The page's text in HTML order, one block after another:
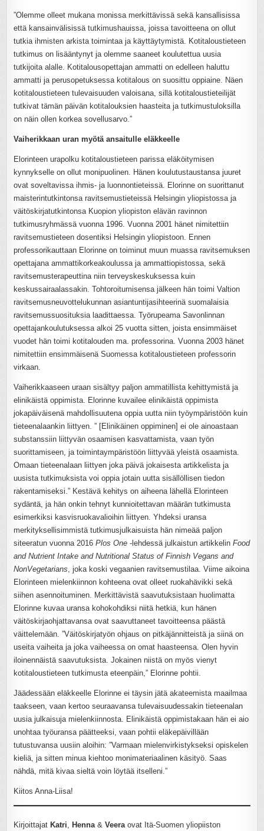
”Olemme olleet mukana monissa merkittävissä sekä kansallisissa
että kansainvälisissä tutkimushauissa, joissa tavoitteena on ollut
tutkia ihmisten arkista toimintaa ja käyttäytymistä. Kotitaloustieteen
tutkimus on lisääntynyt ja olemme saaneet koulutettua uusia
tutkijoita alalle. Kotitalousopettajan ammatti on edelleen haluttu
ammatti ja perusopetuksessa kotitalous on suosittu oppiaine. Näen
kotitaloustieteen tulevaisuuden valoisana, sillä kotitaloustieteilijät
tutkivat tämän päivän kotitalouksien haasteita ja tutkimustuloksilla
on näin ollen korkea sovellusarvo.”
Vaiherikkaan uran myötä ansaitulle eläkkeelle
Elorinteen urapolku kotitaloustieteen parissa eläköitymisen
kynnykselle on ollut monipuolinen. Hänen koulutustaustansa juuret
ovat soveltavissa ihmis- ja luonnontieteissä. Elorinne on suorittanut
maisterintutkintonsa ravitsemustieteissä Helsingin yliopistossa ja
väitöskirjatutkintonsa Kuopion yliopiston elävän ravinnon
tutkimusryhmässä vuonna 1996. Vuonna 2001 hänet nimitettiin
ravitsemustieteen dosentiksi Helsingin yliopistoon. Ennen
professorikauttaan Elorinne on toiminut muun muassa ravitsemuksen
opettajana ammattikorkeakoulussa ja ammattiopistossa, sekä
ravitsemusterapeuttina niin terveyskeskuksessa kuin
keskussairaalassakin. Tohtoroitumisensa jälkeen hän toimi Valtion
ravitsemusneuvottelukunnan asiantuntijasihteerinä suomalaisia
ravitsemussuosituksia laadittaessa. Työrupeama Savonlinnan
opettajankoulutuksessa alkoi 25 vuotta sitten, joista ensimmäiset
vuodet hän toimi kotitalouden ma. professorina. Vuonna 2003 hänet
nimitettiin ensimmäisenä Suomessa kotitaloustieteen professorin
virkaan.
Vaiherikkaaseen uraan sisältyy paljon ammatillista kehittymistä ja
elinikäistä oppimista. Elorinne kuvailee elinikäistä oppimista
jokapäiväisenä mahdollisuutena oppia uutta niin työympäristöön kuin
tieteenalaankin liittyen. ” [Elinikäinen oppiminen] ei ole ainoastaan
substanssiin liittyvän osaamisen kasvattamista, vaan työn
suorittamiseen, ja toimintaympäristöön liittyvää yleistä osaamista.
Omaan tieteenalaan liittyen joka päivä jokaisesta artikkelista ja
uusista tutkimuksista voi oppia jotain uutta sisällöllisen tiedon
rakentamiseksi.” Kestävä kehitys on aiheena lähellä Elorinteen
sydäntä, ja hän onkin tehnyt kunnioitettavan määrän tutkimusta
esimerkiksi kasvisruokavalioihin liittyen. Yhdeksi uransa
merkityksellisimmistä tutkimusjulkaisuista hän nimeää paljon
siteeratun vuonna 2016Plos One -lehdessä julkaistun artikkelinFood
and Nutrient Intake and Nutritional Status of Finnish Vegans and
NonVegetarians, joka koski vegaanien ravitsemustilaa. Viime aikoina
Elorinteen mielenkiinnon kohteena ovat olleet ruokahävikki sekä
siihen asennoituminen. Merkittävistä saavutuksistaan huolimatta
Elorinne kuvaa uransa kohokohdiksi niitä hetkiä, kun hänen
väitöskirjaohjattavansa ovat saavuttaneet tavoitteensa päästä
väittelemään. ”Väitöskirjatyön ohjaus on pitkäjännitteistä ja siinä on
useita vaiheita ja joka vaiheessa on omat haasteensa. Olen hyvin
iloinennäistä saavutuksista. Jokainen niistä on myös vienyt
kotitaloustieteen tutkimusta eteenpäin,” Elorinne pohtii.
Jäädessään eläkkeelle Elorinne ei täysin jätä akateemista maailmaa
taakseen, vaan kertoo seuraavansa tulevaisuudessakin tieteenalan
uusia julkaisuja mielenkiinnosta. Elinikäistä oppimistakaan hän ei aio
unohtaa työuransa päätteeksi, vaan pohtii eläkepäivillään
tutustuvansa uusiin aloihin: ”Varmaan mielenvirkistykseksi opiskelen
kieliä, ja sitten minua kiehtoo monimateriaalinen käsityö. Saas
nähdä, mitä kivaa sieltä voin löytää itselleni.”
Kiitos Anna-Liisa!
Kirjoittajat Katri Henna&Veeraovat Itä-Suomen yliopiiston